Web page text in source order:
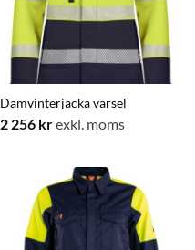
Damvinterjacka varsel
2 256 krexkl. moms